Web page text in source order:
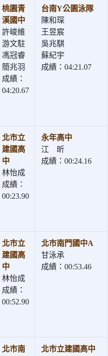
桃園青
溪國中
許峻維
游文駐
馮冠睿
簡兆羽
成績：
04:20.67
台南Y公園泳隊
陳和琛
王昱宸
吳兆騏
蘇紀宇
成績：04:21.07
北市立
建國高
中
林怡成
成績：
00:23.90
永年高中
江 昕
成績：00:24.16
北市立
建國高
中
林怡成
成績：
00:52.90
北市南門國中A
甘泳承
成績：00:53.46
北市南
北市立建國高中